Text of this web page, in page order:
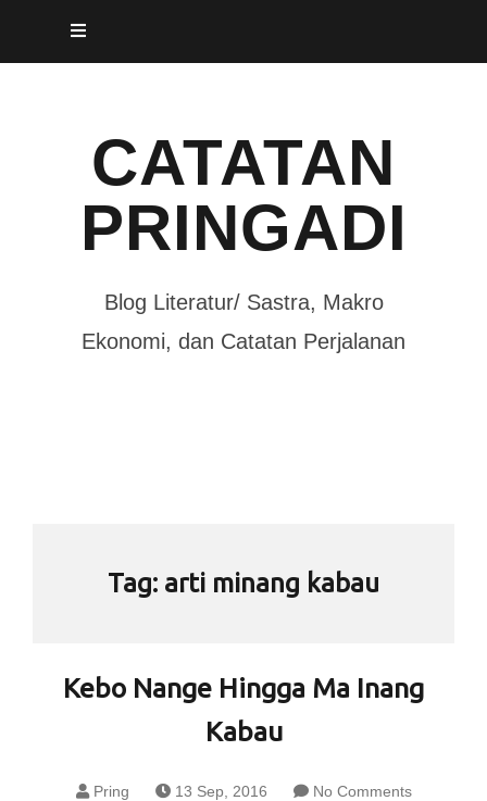
CATATAN
PRINGADI
Blog Literatur/ Sastra, Makro
Ekonomi, dan Catatan Perjalanan
Tag: arti minang kabau
Kebo Nange Hingga Ma Inang
Kabau
Pring 13 Sep, 2016 No Comments